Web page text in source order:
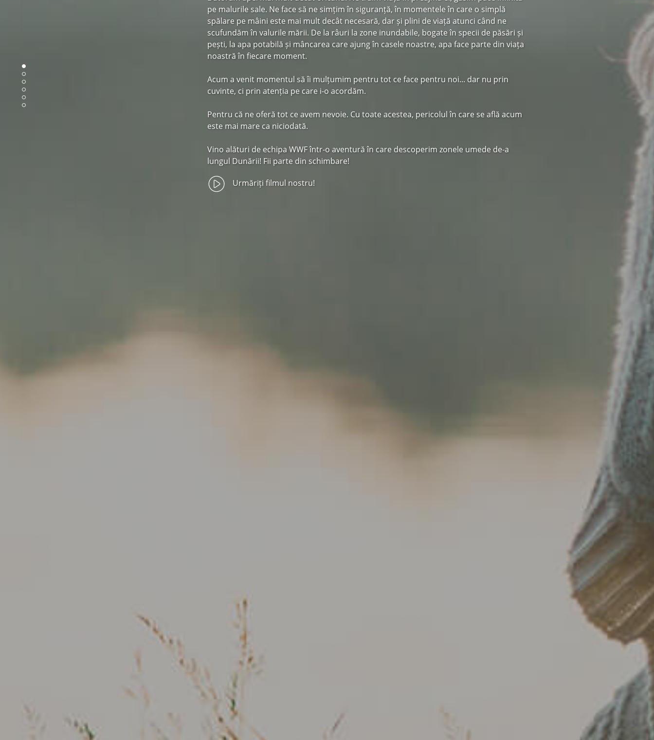
pe malurile sale. Ne face să ne simțim în siguranță, în momentele în care o simplă
spălare pe mâini este mai mult decât necesară, dar și plini de viață atunci când ne
scufundăm în valurile mării. De la râuri la zone inundabile, bogate în specii de păsări și
pești, la apa potabilă și mâncarea care ajung în casele noastre, apa face parte din viața
noastră în fiecare moment.
Acum a venit momentul să îi mulțumim pentru tot ce face pentru noi... dar nu prin
cuvinte, ci prin atenția pe care i-o acordăm.
Pentru că ne oferă tot ce avem nevoie. Cu toate acestea, pericolul în care se află acum
este mai mare ca niciodată.
Vino alături de echipa WWF într-o aventură în care descoperim zonele umede de-a
lungul Dunării! Fii parte din schimbare!
Urmăriți filmul nostru!